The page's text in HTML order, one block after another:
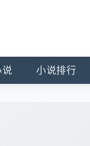
说 小说排行